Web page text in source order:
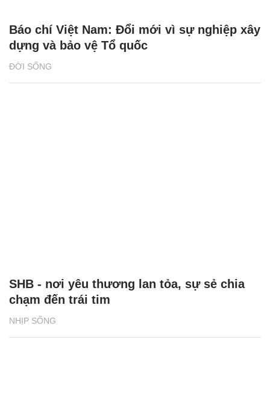
ĐỜI SỐNG
Báo chí Việt Nam: Đổi mới vì sự nghiệp xây
dựng và bảo vệ Tổ quốc
NHỊP SỐNG
SHB - nơi yêu thương lan tỏa, sự sẻ chia
chạm đến trái tim